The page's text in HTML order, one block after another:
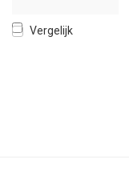
Vergelijk